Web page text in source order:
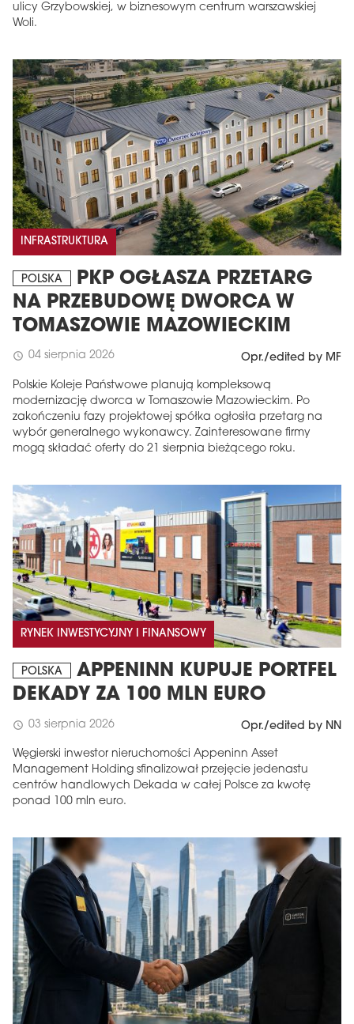
ulicy Grzybowskiej, w biznesowym centrum warszawskiej
Woli.
INFRASTRUKTURA
POLSKA
PKP OGŁASZA PRZETARG
NA PRZEBUDOWĘ DWORCA W
TOMASZOWIE MAZOWIECKIM
schedule 04 sierpnia 2026 Opr./edited by MF
Polskie Koleje Państwowe planują kompleksową
modernizację dworca w Tomaszowie Mazowieckim. Po
zakończeniu fazy projektowej spółka ogłosiła przetarg na
wybór generalnego wykonawcy. Zainteresowane firmy
mogą składać oferty do 21 sierpnia bieżącego roku.
RYNEK INWESTYCYJNY I FINANSOWY
POLSKA
APPENINN KUPUJE PORTFEL
DEKADY ZA 100 MLN EURO
schedule 03 sierpnia 2026 Opr./edited by NN
Węgierski inwestor nieruchomości Appeninn Asset
Management Holding sfinalizował przejęcie jedenastu
centrów handlowych Dekada w całej Polsce za kwotę
ponad 100 mln euro.